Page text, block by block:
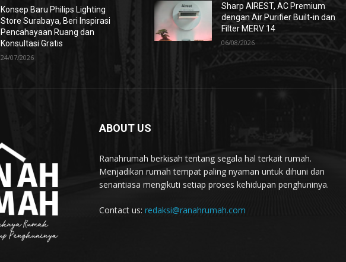
Konsep Baru Philips Lighting
Store Surabaya, Beri Inspirasi
Pencahayaan Ruang dan
Konsultasi Gratis
24/07/2026
Sharp AIREST, AC Premium
dengan Air Purifier Built-in dan
Filter MERV 14
06/08/2026
ABOUT US
Ranahrumah berkisah tentang segala hal terkait rumah.
Menjadikan rumah tempat paling nyaman untuk dihuni dan
senantiasa mengikuti setiap proses kehidupan penghuninya.
Contact us: redaksi@ranahrumah.com